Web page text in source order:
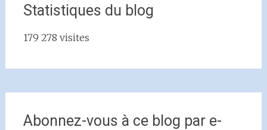
Statistiques du blog
179 278 visites
Abonnez-vous à ce blog par e-